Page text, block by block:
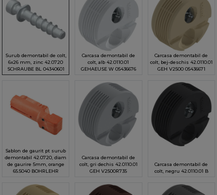
Surub demontabil de colt,
6x26 mm, zinc 42.0720
SCHRAUBE BL 04340601
Carcasa demontabil de
colt, alb 42.0110.01
GEHAEUSE W 05436676
Carcasa demontabil de
colt, bej-deschis 42.0110.01
GEH V2500 05436671
Sablon de gaurit pt surub
demontabil 42.0720, diam
de gaurire 5mm, orange
65.5040 BOHRLEHR
Carcasa demontabil de
colt, gri dechis 42.0110.01
GEH V2500R735
Carcasa demontabil de
colt, negru 42.0110.01 B